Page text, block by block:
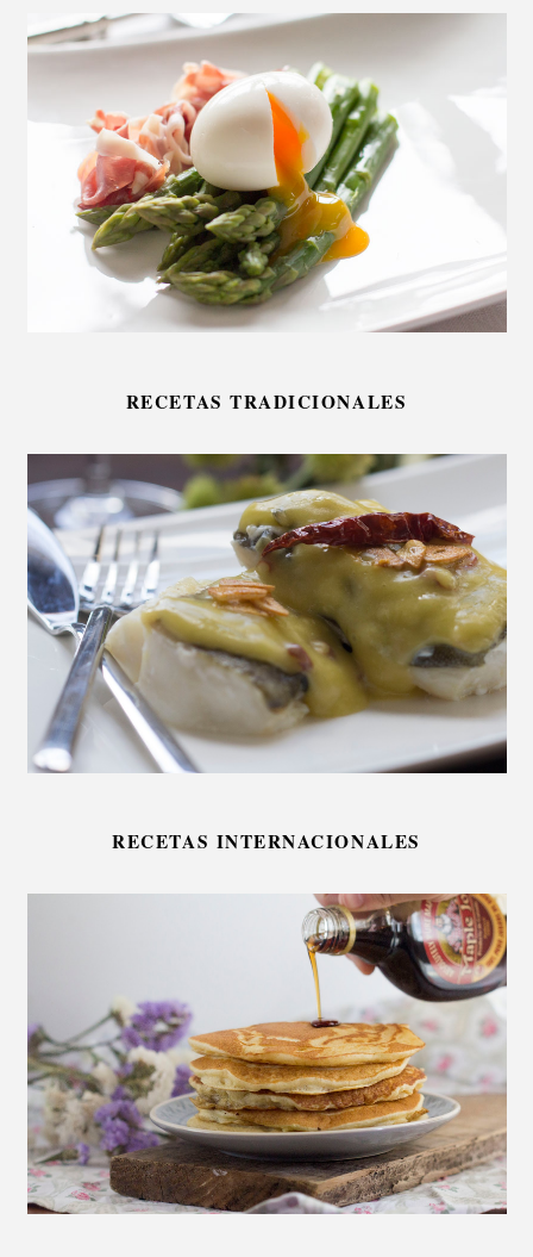
RECETAS TRADICIONALES
RECETAS INTERNACIONALES